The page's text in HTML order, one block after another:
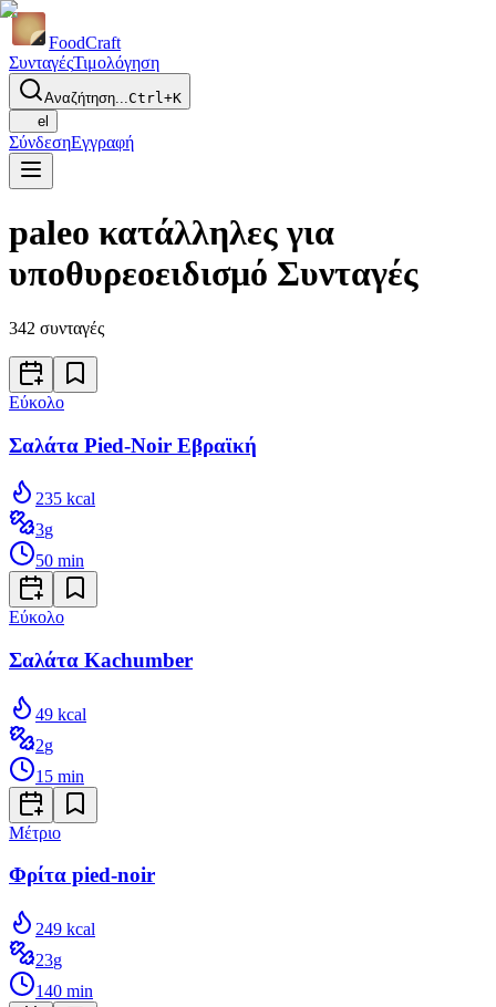
FoodCraft
ΣυνταγέςΤιμολόγηση
Αναζήτηση...Ctrl+K
el
ΣύνδεσηΕγγραφή
paleo κατάλληλες για
υποθυρεοειδισμό Συνταγές
342 συνταγές
Εύκολο
Σαλάτα Pied-Noir Εβραϊκή
235 kcal
3g
50 min
Εύκολο
Σαλάτα Kachumber
49 kcal
2g
15 min
Μέτριο
Φρίτα pied-noir
249 kcal
23g
140 min